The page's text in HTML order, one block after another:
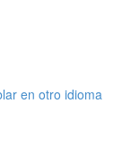
en otro idioma